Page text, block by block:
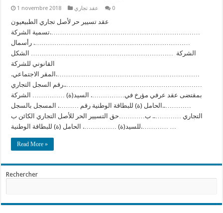
1 novembre 2018 عقد تجاري 0
عقد تسيير حر لأصل تجاري الطبيعيون
…………………………………………………………….تسمية الشركة
………………………………………………………………. رأسمال
الشركة ………………………………………………………… الشكل
القانوني للشركة
………………………………………………………….المقر الاجتماعي.
………………………………………………………..رقم السجل التجاري
بمقتضى عقد عرفي مؤرخ في……………. السيد(ة) …………… الشركة
…………..الحامل (ة) للبطاقة الوطنية رقم ………. المسجل بالسجل
التجاري ………….. ب…………حق التسيير الحر للأصل التجاري الكائن ب
………….للسيد(ة) ……………. الحامل (ة) للبطاقة الوطنية …
Read More »
Rechercher